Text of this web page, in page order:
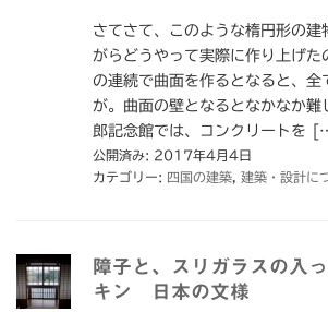
さてさて、このような楕円形の建
がらどうやって実際に作り上げた
の連続で曲面を作るとなると、全
が。曲面の壁となるとなかなか難
郎記念館では、コンクリートを
公開済み: 2017年4月4日
カテゴリー: 四国の建築 建築・設計に
障子と、スリガラスの入
キン 日本の文様